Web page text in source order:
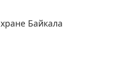
Байкала